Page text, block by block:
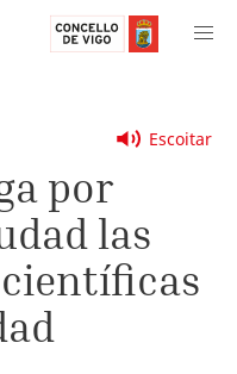
Escoitar
por
las